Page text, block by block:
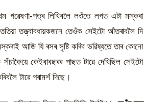
গৱেষণা-পত্ৰ লিখিবলৈ লওঁতে লগত এটা মস্কৰা
তত্ত্বাবধায়কজনে তেওঁক সেইটো আঁতৰাবলৈ দি
আজি যি ৰসৰ সৃষ্টি কৰিব ভৱিষ্যতে তাৰ কোনো
কেইবাবছৰৰ পাছত টাৱে দেখিছিল সেইটো
টাৱে পৰামৰ্শ দিছে।